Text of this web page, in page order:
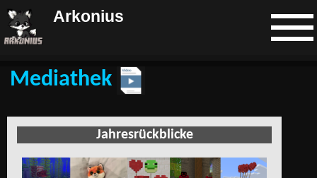
Arkonius
Mediathek
Jahresrückblicke